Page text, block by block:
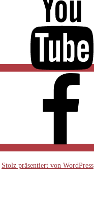
Stolz präsentiert von WordPress